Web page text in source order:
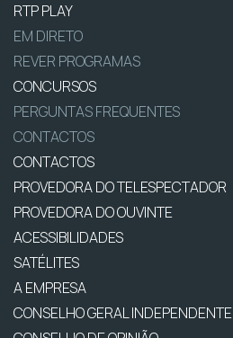
RTP PLAY
EM DIRETO
REVER PROGRAMAS
CONCURSOS
PERGUNTAS FREQUENTES
CONTACTOS
CONTACTOS
PROVEDORA DO TELESPECTADOR
PROVEDORA DO OUVINTE
ACESSIBILIDADES
SATÉLITES
A EMPRESA
CONSELHO GERAL INDEPENDENTE